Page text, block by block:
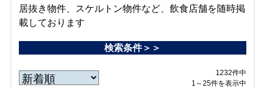
居抜き物件、スケルトン物件など、飲食店舗を随時掲
載しております
検索条件＞＞
1232件中
1～25件を表示中